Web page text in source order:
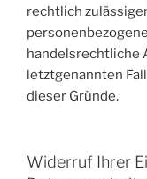
rechtlich
handelsrechtliche
letztgenannten
dieser Gründe.
Widerruf Ihrer